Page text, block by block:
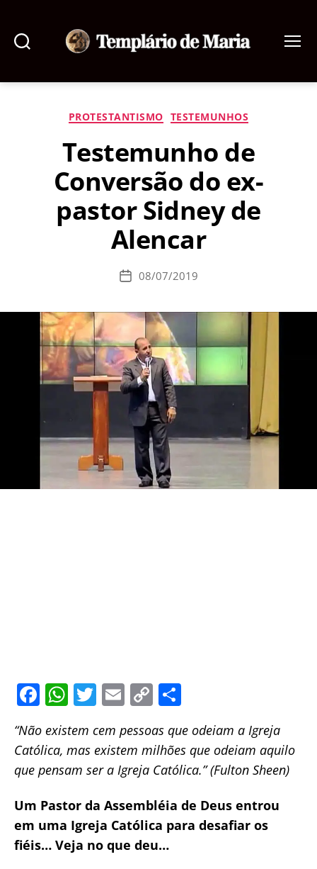
de
Categorias
PROTESTANTISMO TESTEMUNHOS
Testemunho de
Conversão do ex-
pastor Sidney de
Alencar
Data08/07/2019
F
c
e
b
o
o
k
W
at
s
A
p
p
T
itt
er
E
ai
l
C
p
y
Li
n
k
ar
e
“Não existem cem pessoas que odeiam a Igreja
Católica, mas existem milhões que odeiam aquilo
que pensam ser a Igreja Católica.” (Fulton Sheen)
Um Pastor da Assembléia de Deus entrou
em uma Igreja Católica para desafiar os
fiéis… Veja no que deu…